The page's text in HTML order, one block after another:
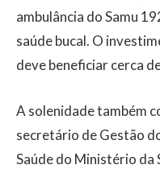
ambulância do Samu
saúde bucal. O
deve beneficiar cerca
A solenidade também
secretário de Gestão
Saúde do Ministério da